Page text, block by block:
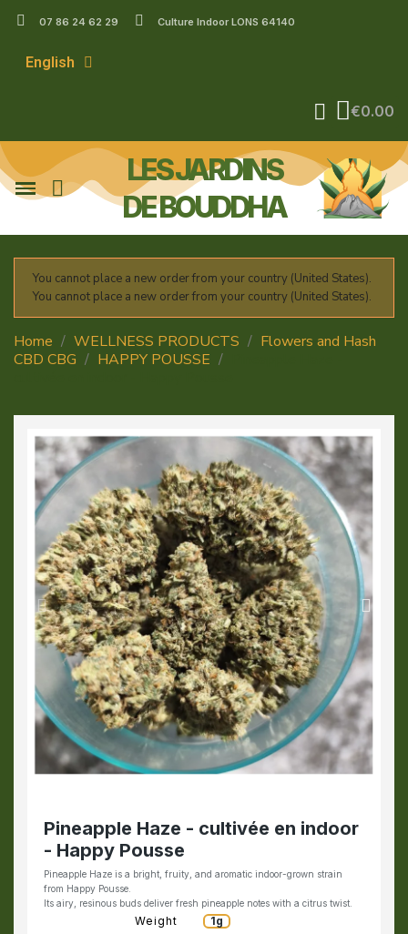
07 86 24 62 29 Culture Indoor LONS 64140
English
€0.00
LES JARDINS
DE BOUDDHA
You cannot place a new order from your country (United States).
You cannot place a new order from your country (United States).
Home WELLNESS PRODUCTS
Flowers and Hash
CBD CBG
HAPPY POUSSE
Pineapple Haze - cultivée en indoor
- Happy Pousse
Pineapple Haze is a bright, fruity, and aromatic indoor-grown strain
from Happy Pousse.
Its airy, resinous buds deliver fresh pineapple notes with a citrus twist.
Weight 1g